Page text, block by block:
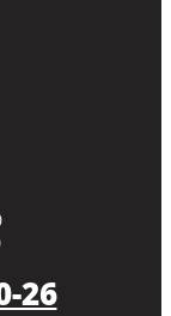
26